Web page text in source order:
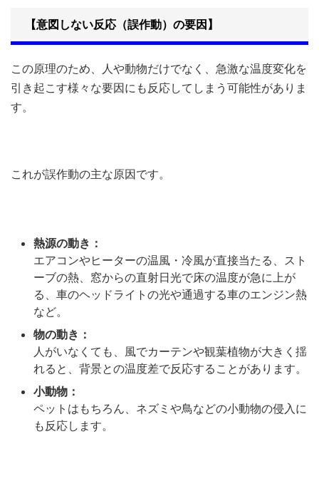
【意図しない反応（誤作動）の要因】
この原理のため、人や動物だけでなく、急激な温度変化を
引き起こす様々な要因にも反応してしまう可能性がありま
す。
これが誤作動の主な原因です。
熱源の動き：
エアコンやヒーターの温風・冷風が直接当たる、スト
ーブの熱、窓からの直射日光で床の温度が急に上が
る、車のヘッドライトの光や通過する車のエンジン熱
など。
物の動き：
人がいなくても、風でカーテンや観葉植物が大きく揺
れると、背景との温度差で反応することがあります。
小動物：
ペットはもちろん、ネズミや鳥などの小動物の侵入に
も反応します。